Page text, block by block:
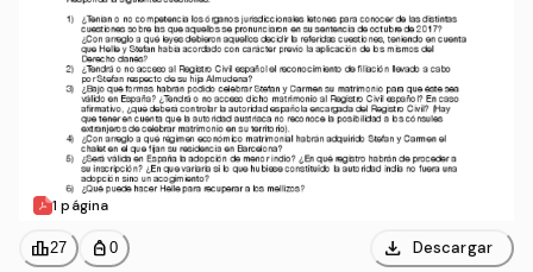
1 página
leaderboard27 personal_bag 0 download Descargar